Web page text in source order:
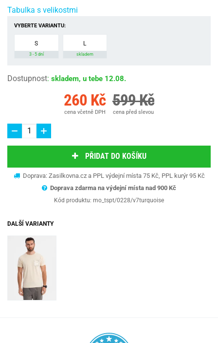
Tabulka s velikostmi
VYBERTE VARIANTU:
S
3 - 5 dní
L
skladem
Dostupnost: skladem, u tebe 12.08.
260 Kč
cena včetně DPH
599 Kč
cena před slevou
PŘIDAT DO KOŠÍKU
Doprava: Zasilkovna.cz a PPL výdejní místa 75 Kč, PPL kurýr 95 Kč
Doprava zdarma na výdejní místa nad 900 Kč
Kód produktu: mo_tspt/0228/v7turquoise
DALŠÍ VARIANTY